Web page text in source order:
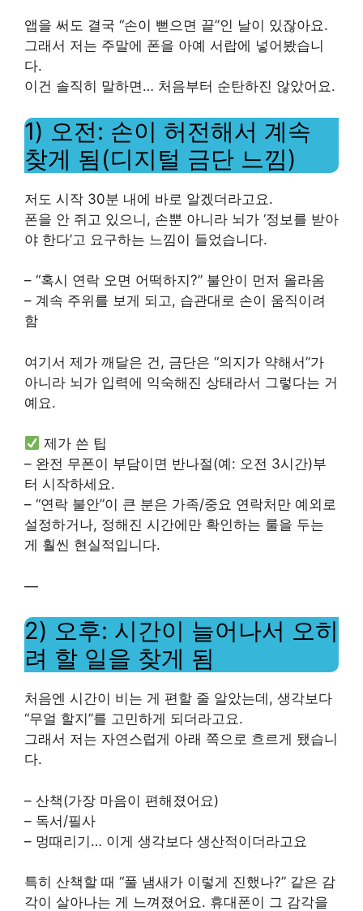
앱을 써도 결국 “손이 뻗으면 끝”인 날이 있잖아요.
그래서 저는 주말에 폰을 아예 서랍에 넣어봤습니
다.
이건 솔직히 말하면… 처음부터 순탄하진 않았어요.
1) 오전: 손이 허전해서 계속
찾게 됨(디지털 금단 느낌)
저도 시작 30분 내에 바로 알겠더라고요.
폰을 안 쥐고 있으니, 손뿐 아니라 뇌가 ‘정보를 받아
야 한다’고 요구하는 느낌이 들었습니다.
– “혹시 연락 오면 어떡하지?” 불안이 먼저 올라옴
– 계속 주위를 보게 되고, 습관대로 손이 움직이려
함
여기서 제가 깨달은 건, 금단은 “의지가 약해서”가
아니라 뇌가 입력에 익숙해진 상태라서 그렇다는 거
예요.
제가 쓴 팁
– 완전 무폰이 부담이면 반나절(예: 오전 3시간)부
터 시작하세요.
– “연락 불안”이 큰 분은 가족/중요 연락처만 예외로
설정하거나, 정해진 시간에만 확인하는 룰을 두는
게 훨씬 현실적입니다.
—
2) 오후: 시간이 늘어나서 오히
려 할 일을 찾게 됨
처음엔 시간이 비는 게 편할 줄 알았는데, 생각보다
“무얼 할지”를 고민하게 되더라고요.
그래서 저는 자연스럽게 아래 쪽으로 흐르게 됐습니
다.
– 산책(가장 마음이 편해졌어요)
– 독서/필사
– 멍때리기… 이게 생각보다 생산적이더라고요
특히 산책할 때 “풀 냄새가 이렇게 진했나?” 같은 감
각이 살아나는 게 느껴졌어요. 휴대폰이 그 감각을